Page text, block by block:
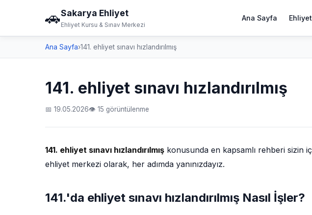
🚗Sakarya Ehliyet
Ehliyet Kursu & Sınav Merkezi
Ana Sayfa
Ana Sayfa›141. ehliyet sınavı hızlandırılmış
141. ehliyet sınavı hızlandırılmış
📅 19.05.2026👁 15 görüntülenme
141. ehliyet sınavı hızlandırılmış konusunda en kapsamlı rehberi sizin
ehliyet merkezi olarak, her adımda yanınızdayız.
141.'da ehliyet sınavı hızlandırılmış Nasıl İşler?